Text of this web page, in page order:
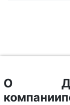
О
компании